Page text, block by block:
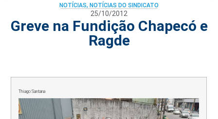
NOTÍCIAS, NOTÍCIAS DO SINDICATO
25/10/2012
Greve na Fundição Chapecó e
Ragde
Thiago Santana